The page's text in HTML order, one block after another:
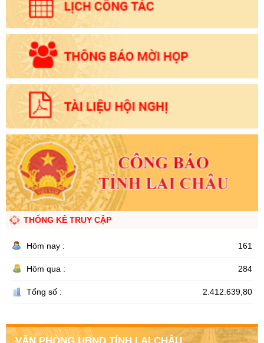
THỐNG KÊ TRUY CẬP
Hôm nay : 161
Hôm qua : 284
Tổng số : 2.412.639,80
VĂN PHÒNG UBND TỈNH LAI CHÂU